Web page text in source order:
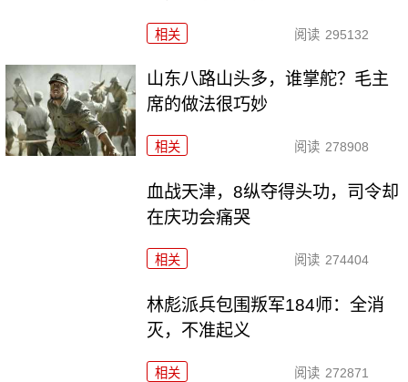
相关 阅读 295132
山东八路山头多，谁掌舵？毛主
席的做法很巧妙
相关 阅读 278908
血战天津，8纵夺得头功，司令却
在庆功会痛哭
相关 阅读 274404
林彪派兵包围叛军184师：全消
灭，不准起义
相关 阅读 272871